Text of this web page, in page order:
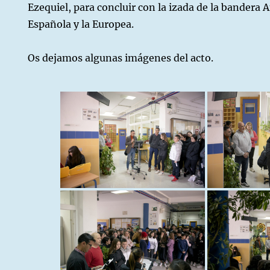
Ezequiel, para concluir con la izada de la bandera
Española y la Europea.
Os dejamos algunas imágenes del acto.